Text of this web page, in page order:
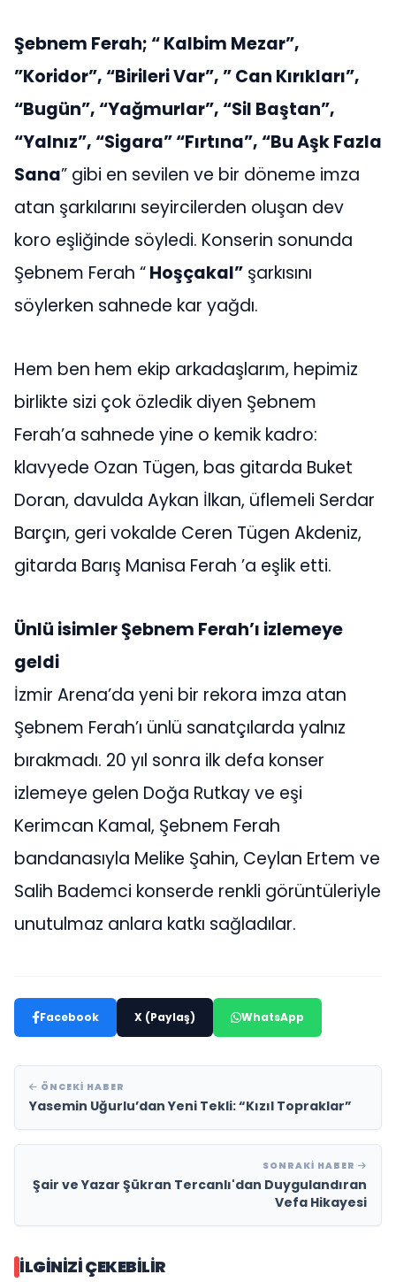
Şebnem Ferah; “ Kalbim Mezar”,
”Koridor”, “Birileri Var”, ” Can Kırıkları”,
“Bugün”, “Yağmurlar”, “Sil Baştan”,
“Yalnız”, “Sigara” “Fırtına”, “Bu Aşk Fazla
Sana” gibi en sevilen ve bir döneme imza
atan şarkılarını seyircilerden oluşan dev
koro eşliğinde söyledi. Konserin sonunda
Şebnem Ferah “Hoşçakal” şarkısını
söylerken sahnede kar yağdı.
Hem ben hem ekip arkadaşlarım, hepimiz
birlikte sizi çok özledik diyen Şebnem
Ferah’a sahnede yine o kemik kadro:
klavyede Ozan Tügen, bas gitarda Buket
Doran, davulda Aykan İlkan, üflemeli Serdar
Barçın, geri vokalde Ceren Tügen Akdeniz,
gitarda Barış Manisa Ferah ’a eşlik etti.
Ünlü isimler Şebnem Ferah’ı izlemeye
geldi
İzmir Arena’da yeni bir rekora imza atan
Şebnem Ferah’ı ünlü sanatçılarda yalnız
bırakmadı. 20 yıl sonra ilk defa konser
izlemeye gelen Doğa Rutkay ve eşi
Kerimcan Kamal, Şebnem Ferah
bandanasıyla Melike Şahin, Ceylan Ertem ve
Salih Bademci konserde renkli görüntüleriyle
unutulmaz anlara katkı sağladılar.
Facebook X (Paylaş) WhatsApp
ÖNCEKI HABER
Yasemin Uğurlu’dan Yeni Tekli: “Kızıl Topraklar”
SONRAKI HABER
Şair ve Yazar Şükran Tercanlı'dan Duygulandıran
Vefa Hikayesi
İLGINIZI ÇEKEBILIR